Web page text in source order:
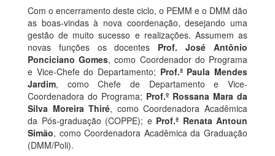
Com o encerramento deste ciclo, o PEMM e o DMM dão
as boas-vindas à nova coordenação, desejando uma
gestão de muito sucesso e realizações. Assumem as
novas funções os docentes Prof. José Antônio
Ponciciano Gomes, como Coordenador do Programa
e Vice-Chefe do Departamento; Prof.ª Paula Mendes
Jardim, como Chefe de Departamento e Vice-
Coordenadora do Programa; Prof.º Rossana Mara da
Silva Moreira Thiré, como Coordenadora Acadêmica
da Pós-graduação (COPPE); e Prof.ª Renata Antoun
Simão, como Coordenadora Acadêmica da Graduação
(DMM/Poli).